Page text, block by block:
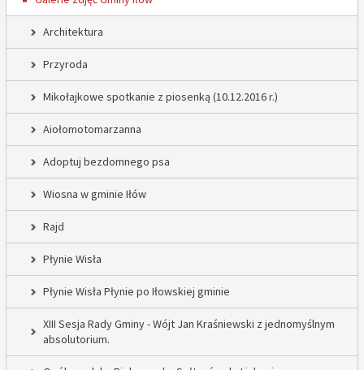
Architektura
Przyroda
Mikołajkowe spotkanie z piosenką (10.12.2016 r.)
Aiołomotomarzanna
Adoptuj bezdomnego psa
Wiosna w gminie Iłów
Rajd
Płynie Wisła
Płynie Wisła Płynie po Iłowskiej gminie
XIII Sesja Rady Gminy - Wójt Jan Kraśniewski z jednomyślnym
absolutorium.